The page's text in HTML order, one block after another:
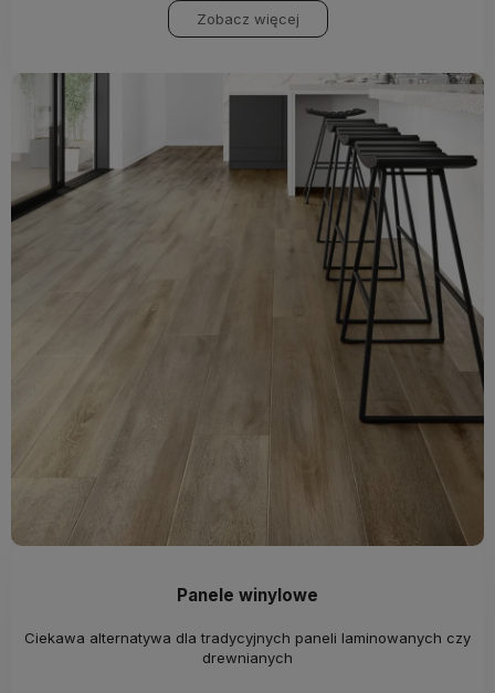
Zobacz więcej
Panele winylowe
Ciekawa alternatywa dla tradycyjnych paneli laminowanych czy
drewnianych